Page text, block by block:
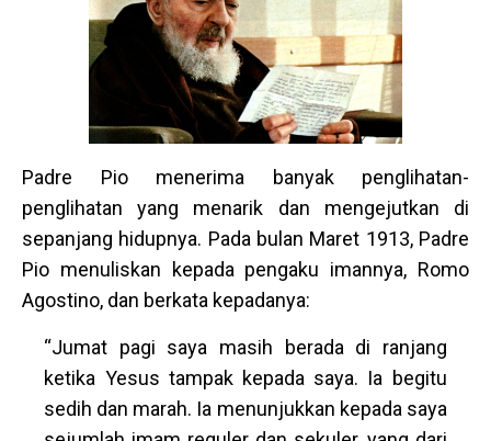
Padre Pio menerima banyak penglihatan-
penglihatan yang menarik dan mengejutkan di
sepanjang hidupnya. Pada bulan Maret 1913, Padre
Pio menuliskan kepada pengaku imannya, Romo
Agostino, dan berkata kepadanya:
“Jumat pagi saya masih berada di ranjang
ketika Yesus tampak kepada saya. Ia begitu
sedih dan marah. Ia menunjukkan kepada saya